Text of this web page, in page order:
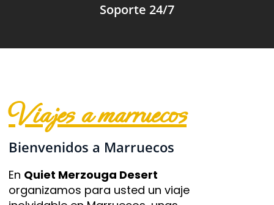
soporte 24/7
viajes a marruecos
Bienvenidos a Marruecos
En Quiet Merzouga Desert
organizamos para usted un viaje